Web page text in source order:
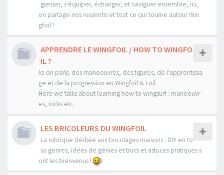
gresser, s'équiper, échanger, et naviguer ensemble, ici,
on partage nos ressentis et tout ce qui tourne autour Win
gfoil !
APPRENDRE LE WINGFOIL / HOW TO WINGFO
IL ?
Ici on parle des manoeuvres, des figures, de l'apprentissa
ge et de la progression en Wingfoil & Foil.
Here we talks about learning how to wingsurf : maneouvr
es, tricks etc.
LES BRICOLEURS DU WINGFOIL
La rubrique dédiée aux bricolages maisons : DIY en to
us genres, idées de génies et trucs et astuces pratiques s
ont les bienvenus !
)